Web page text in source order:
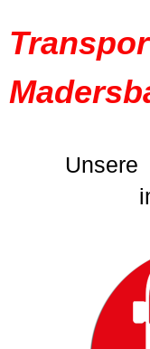
Unsere